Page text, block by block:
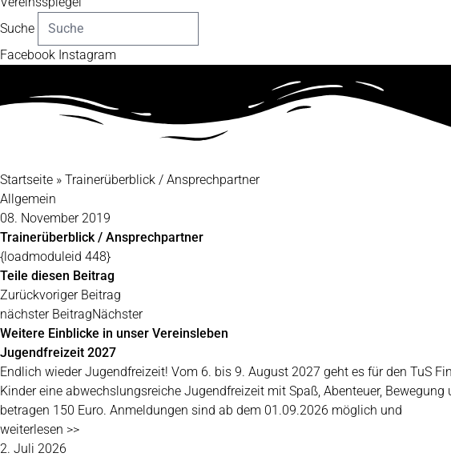
Suche
Facebook Instagram
Startseite » Trainerüberblick / Ansprechpartner
Allgemein
08. November 2019
Trainerüberblick / Ansprechpartner
{loadmoduleid 448}
Teile diesen Beitrag
Zurückvoriger Beitrag
nächster BeitragNächster
Weitere Einblicke in unser Vereinsleben
Jugendfreizeit 2027
Endlich wieder Jugendfreizeit! Vom 6. bis 9. August 2027 geht es für den TuS
Kinder eine abwechslungsreiche Jugendfreizeit mit Spaß, Abenteuer,
betragen 150 Euro. Anmeldungen sind ab dem 01.09.2026 möglich und
weiterlesen >>
2. Juli 2026